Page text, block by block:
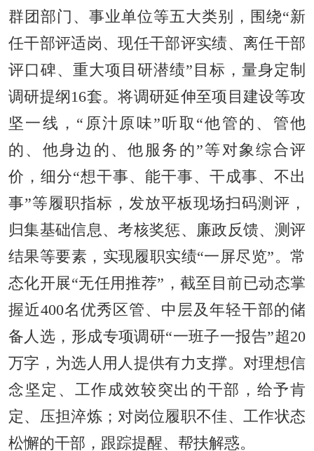
群团部门、事业单位等五大类别，围绕“新
任干部评适岗、现任干部评实绩、离任干部
评口碑、重大项目研潜绩”目标，量身定制
调研提纲16套。将调研延伸至项目建设等攻
坚一线，“原汁原味”听取“他管的、管他
的、他身边的、他服务的”等对象综合评
价，细分“想干事、能干事、干成事、不出
事”等履职指标，发放平板现场扫码测评，
归集基础信息、考核奖惩、廉政反馈、测评
结果等要素，实现履职实绩“一屏尽览”。常
态化开展“无任用推荐”，截至目前已动态掌
握近400名优秀区管、中层及年轻干部的储
备人选，形成专项调研“一班子一报告”超20
万字，为选人用人提供有力支撑。对理想信
念坚定、工作成效较突出的干部，给予肯
定、压担淬炼；对岗位履职不佳、工作状态
松懈的干部，跟踪提醒、帮扶解惑。